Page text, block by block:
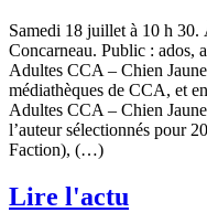
Samedi 18 juillet à 10 h 30.
Concarneau. Public :
Adultes CCA – Chien
médiathèques de CCA, et
Adultes CCA – Chien
l’auteur sélectionnés pour
Faction), (…)
Lire l'actu